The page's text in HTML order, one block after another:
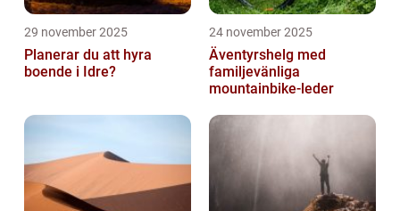
29 november 2025
Planerar du att hyra
boende i Idre?
24 november 2025
Äventyrshelg med
familjevänliga
mountainbike-leder